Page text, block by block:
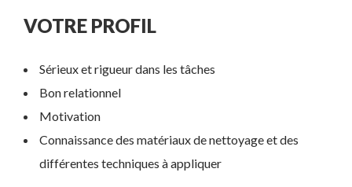
VOTRE PROFIL
Sérieux et rigueur dans les tâches
Bon relationnel
Motivation
Connaissance des matériaux de nettoyage et des
différentes techniques à appliquer